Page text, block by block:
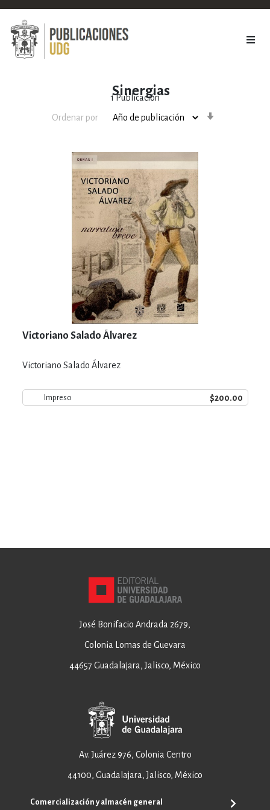
Sinergias
1Publicación
Ordenar por
Victoriano Salado Álvarez
Victoriano Salado Álvarez
Impreso $200.00
José Bonifacio Andrada 2679,
Colonia Lomas de Guevara
44657 Guadalajara, Jalisco, México
Av. Juárez 976, Colonia Centro
44100, Guadalajara, Jalisco, México
Comercialización y almacén general